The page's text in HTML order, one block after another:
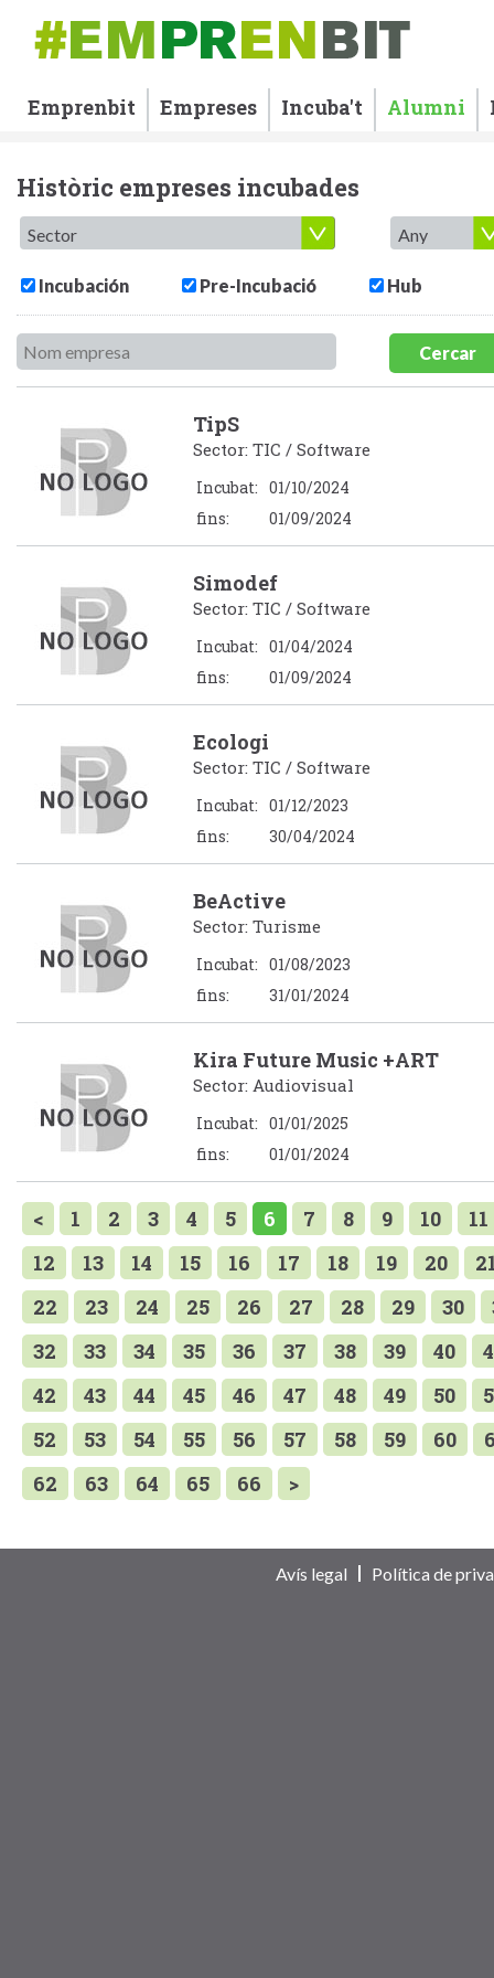
Emprenbit Empreses Incuba't Alumni
Històric empreses incubades
Incubación Pre-Incubació Hub
Cercar
TipS
Sector: TIC / Software
Incubat: 01/10/2024
fins:
01/09/2024
Simodef
Sector: TIC / Software
Incubat: 01/04/2024
fins:
01/09/2024
Ecologi
Sector: TIC / Software
Incubat: 01/12/2023
fins:
30/04/2024
BeActive
Sector: Turisme
Incubat: 01/08/2023
fins:
31/01/2024
Kira Future Music +ART
Sector: Audiovisual
Incubat: 01/01/2025
fins:
01/01/2024
< 1 2 3 4 5 6 7 8 9 10
11
12
13 14 15 16 17 18 19 20
22
23 24 25 26 27 28 29 30
32
33 34 35 36 37 38 39 40
42
43 44 45 46 47 48 49 50
52
53 54 55 56 57 58 59 60
62
63 64 65 66 >
Avís legal Política de